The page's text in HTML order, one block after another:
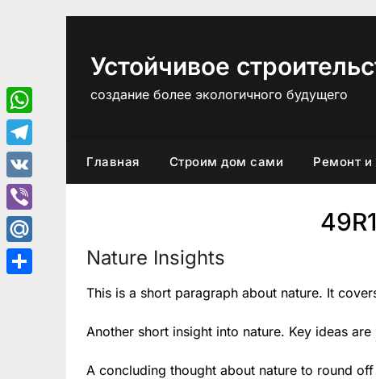
Устойчивое
создание более экологичного будущего
Главная Строим дом сами Ремонт и
Nature Insights
This is a short paragraph about nature. It
Another short insight into nature. Key ideas
A concluding thought about nature to round
WhatsApp
Telegram
VK
Viber
Mail.Ru